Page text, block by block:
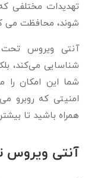
تهدیدات مختلفی
شوند، محافظت می
آنتی ویروس
شناسایی می‌کند،
شما این امکان را
امنیتی که روبرو
همراه باشید تا
آنتی